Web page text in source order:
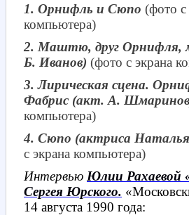
1. Орнифль и Сюпо (фото с
компьютера)
2. Маштю, друг Орнифля,
Б. Иванов) (фото с экрана
3. Лирическая сцена.
Фабрис (акт. А.
компьютера)
4. Сюпо (актриса Наталья
с экрана компьютера)
Интервью Юлии Рахаевой
Сергея Юрского.
14 августа 1990 года: